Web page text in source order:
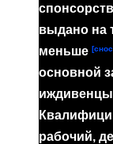
выдано на
меньше
основной
иждивенцы
рабочий,